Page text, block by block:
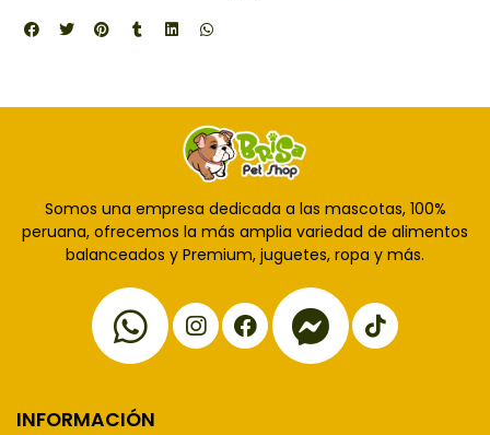
Somos una empresa dedicada a las mascotas, 100%
peruana, ofrecemos la más amplia variedad de alimentos
balanceados y Premium, juguetes, ropa y más.
INFORMACIÓN